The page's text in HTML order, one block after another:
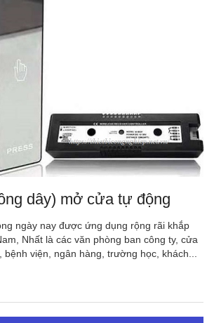
dây) mở cửa tự động
ngày nay được ứng dụng rộng rãi khắp
Nhất là các văn phòng ban công ty, cửa
bệnh viện, ngân hàng, trường học, khách...